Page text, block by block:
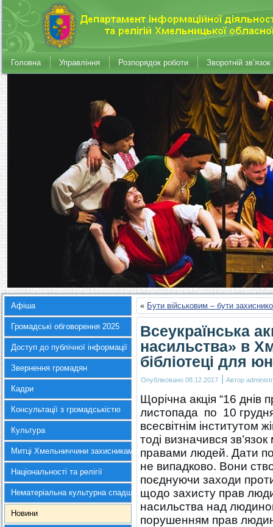
Головна Управління Розпорядок роботи Зворотній зв’язок
Афіша
Громадські обговорення 2025
Доступ до публічної інформації
Звернення громадян
Кадри
Консультації з громадськістю
Культура
Митці Хмельниччини захисникам України
Національності та релігії
Нематеріальна культурна спадщина
Новини
« Бути військовим – бути
Всеукраїнська
насильства» в
бібліотеці для
Опубліковано 08.12.2017 | Автор
Щорічна акція “16 днів
листопада по 10
всесвітнім інститутом
тоді визначився
правами людей. Дати
не випадково. Вони
поєднуючи заходи
щодо захисту прав
насильства над
порушенням прав